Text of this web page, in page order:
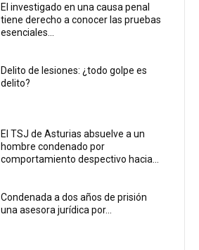
El investigado en una causa penal
tiene derecho a conocer las pruebas
esenciales...
Delito de lesiones: ¿todo golpe es
delito?
El TSJ de Asturias absuelve a un
hombre condenado por
comportamiento despectivo hacia...
Condenada a dos años de prisión
una asesora jurídica por...